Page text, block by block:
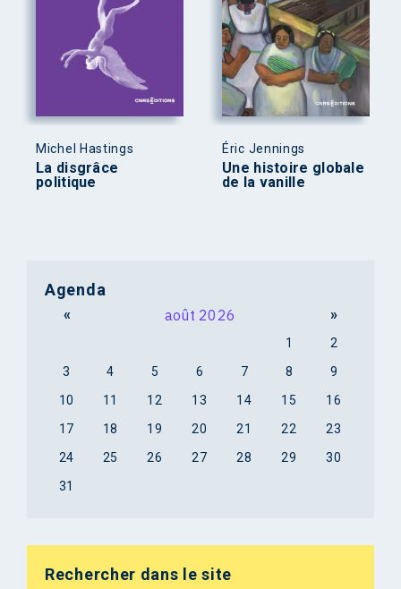
Michel Hastings
La disgrâce
politique
Éric Jennings
Une histoire globale
de la vanille
Agenda
« août 2026 »
1
2
3
4 5 6 7 8
9
10
11 12 13 14 15
16
17
18 19 20 21 22
23
24
25 26 27 28 29
30
31
Rechercher dans le site